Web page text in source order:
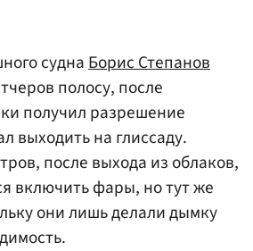
суднаБорис Степанов
полосу, после
получил разрешение
выходить на глиссаду.
после выхода из облаков,
включить фары, но тут же
они лишь делали дымку